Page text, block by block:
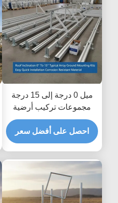
ميل 0 درجة إلى 15 درجة
مجموعات تركيب أرضية
للألواح الشمسية سهلة
وسريعة التركيب مادة
مقاومة للتآكل
احصل على أفضل سعر